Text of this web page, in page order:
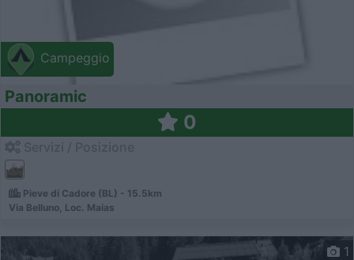
Campeggio
Panoramic
0
Pieve di Cadore (BL) - 15.5km
Via Belluno, Loc. Maias
1